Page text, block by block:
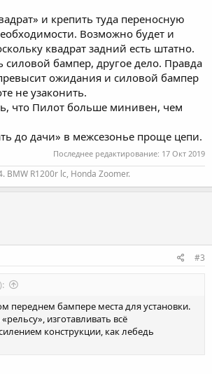
и крепить туда переносную
Возможно будет и
квадрат задний есть штатно.
силовой бампер, другое дело. Правда
ожидания и силовой бампер
не узаконить.
что Пилот больше минивен, чем
до дачи» в межсезонье проще цепи.
Последнее редактирование: 17 Окт 2019
BMW R1200r lc, Honda Zoomer.
#3
переднем бампере места для установки.
изготавливать всё
конструкции, как лебедь